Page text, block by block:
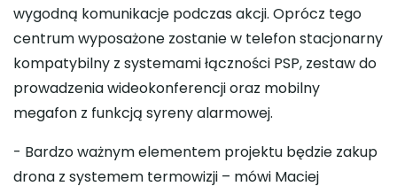
wygodną komunikacje podczas akcji. Oprócz tego
centrum wyposażone zostanie w telefon stacjonarny
kompatybilny z systemami łączności PSP, zestaw do
prowadzenia wideokonferencji oraz mobilny
megafon z funkcją syreny alarmowej.
- Bardzo ważnym elementem projektu będzie zakup
drona z systemem termowizji – mówi Maciej